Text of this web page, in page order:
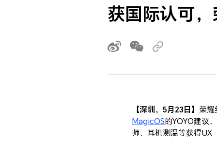
获国际认可
【深圳，5月23日】 荣耀
MagicOS的YOYO建议
师、耳机测温等获得UX